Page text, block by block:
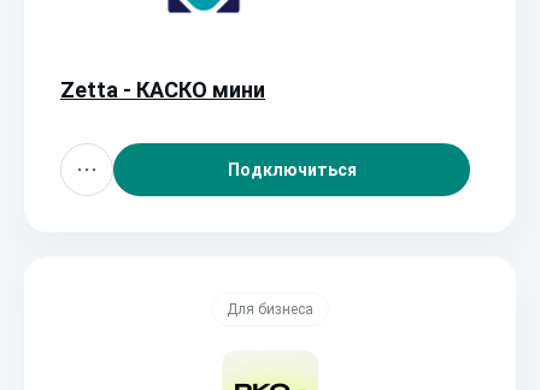
Zetta - КАСКО мини
Подключиться
Для бизнеса